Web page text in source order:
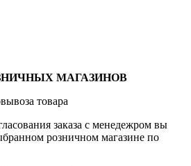
МАГАЗИНОВ
товара
заказа с менедежром вы
розничном магазине по